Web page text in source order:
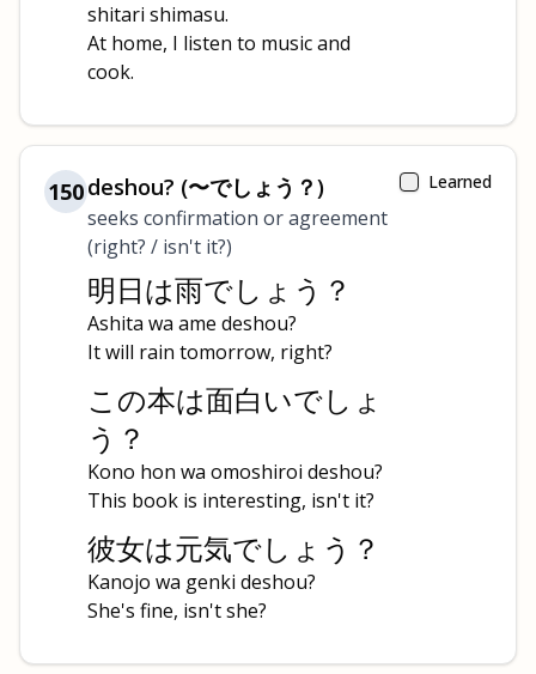
shitari shimasu.
At home, I listen to music and
cook.
150deshou? (〜でしょう？)
seeks confirmation or agreement
(right? / isn't it?)
明日は雨でしょう？
Ashita wa ame deshou?
It will rain tomorrow, right?
この本は面白いでしょ
う？
Kono hon wa omoshiroi deshou?
This book is interesting, isn't it?
彼女は元気でしょう？
Kanojo wa genki deshou?
She's fine, isn't she?
Learned